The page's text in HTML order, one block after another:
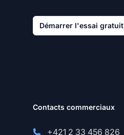
Démarrer l'essai gratuit
Contacts commerciaux
+421 2 33 456 826